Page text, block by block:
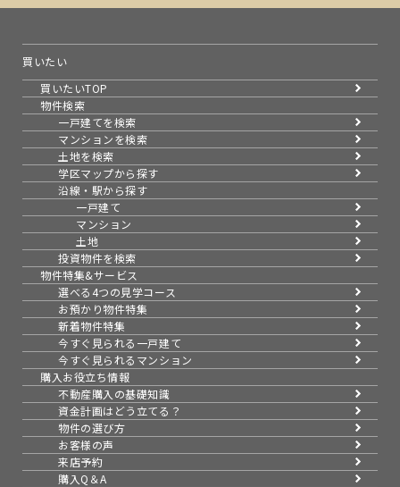
買いたい
買いたいTOP
物件検索
一戸建てを検索
マンションを検索
土地を検索
学区マップから探す
沿線・駅から探す
一戸建て
マンション
土地
投資物件を検索
物件特集&サービス
選べる4つの見学コース
お預かり物件特集
新着物件特集
今すぐ見られる一戸建て
今すぐ見られるマンション
購入お役立ち情報
不動産購入の基礎知識
資金計画はどう立てる？
物件の選び方
お客様の声
来店予約
購入Q＆A